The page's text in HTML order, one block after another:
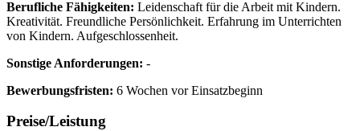
Berufliche Fähigkeiten: Leidenschaft für die Arbeit mit Kindern.
Kreativität. Freundliche Persönlichkeit. Erfahrung im Unterrichten
von Kindern. Aufgeschlossenheit.
Sonstige Anforderungen: -
Bewerbungsfristen: 6 Wochen vor Einsatzbeginn
Preise/Leistung